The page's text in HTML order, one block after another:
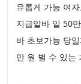
유롭게 가능 여
지급알바 일 50
바 초보가능 당
만 원 벌 수 있는